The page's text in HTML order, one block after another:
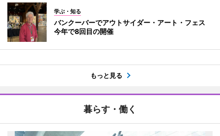
学ぶ・知る
バンクーバーでアウトサイダー・アート・フェス
今年で8回目の開催
もっと見る
暮らす・働く